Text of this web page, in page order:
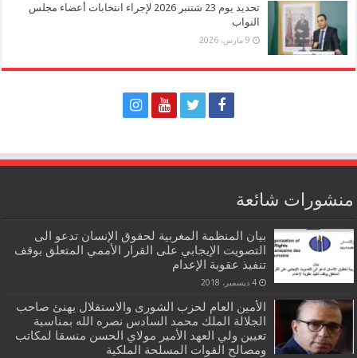
تحديد يوم 23 شتنبر 2026 لإجراء انتخابات أعضاء مجلس
النواب
9 مارس، 2026
منشورات شائعة
بيان المنظمة المغربية لحقوق الإنسان تدعو الى
التصويت الإيجابي على القرار الأممي المتعلق بوقف
تنفيذ عقوبة الإعدام
4 ديسمبر، 2018
الأمين العام لحزب الشورى والاستقلال يهنئ صاحب
الجلالة الملك محمد السادس نصره الله بمناسبة
تعيين ولي العهد الأمير مولاي الحسن منسقا لمكاتب
ومصالح القوات المسلحة الملكية